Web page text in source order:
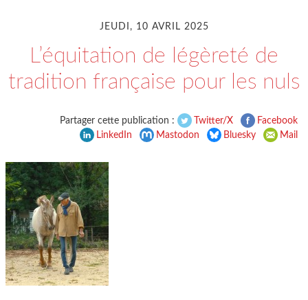
JEUDI, 10 AVRIL 2025
L’équitation de légèreté de
tradition française pour les nuls
Partager cette publication : Twitter/X
Facebook
LinkedIn
Mastodon Bluesky Mail